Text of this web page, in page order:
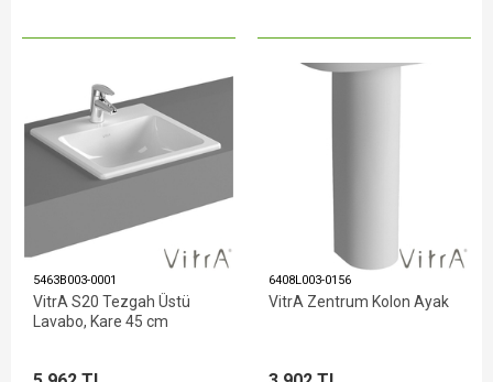
5463B003-0001
VitrA S20 Tezgah Üstü
Lavabo, Kare 45 cm
6408L003-0156
VitrA Zentrum Kolon Ayak